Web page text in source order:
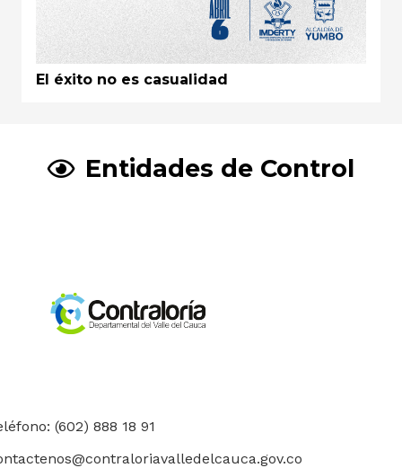
El éxito no es casualidad
Entidades de Control
(602) 888 18 91